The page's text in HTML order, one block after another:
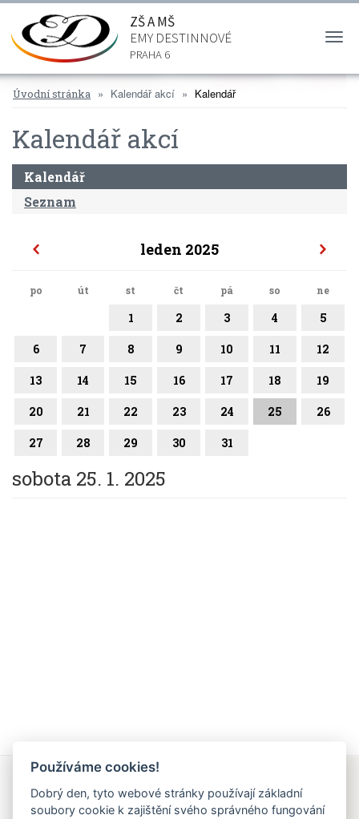
ZŠ A MŠ
EMY DESTINNOVÉ
PRAHA 6
Úvodní stránka Kalendář akcí Kalendář
Kalendář akcí
Kalendář
Seznam
leden 2025
po út st čt pá so ne
1 2 3 4 5
6 7 8 9 10 11 12
13 14 15 16 17 18 19
20 21 22 23 24 25 26
27 28 29 30 31
sobota 25. 1. 2025
Rychlé odkazy
Používáme cookies!
Dobrý den, tyto webové stránky používají základní
soubory cookie k zajištění svého správného fungování